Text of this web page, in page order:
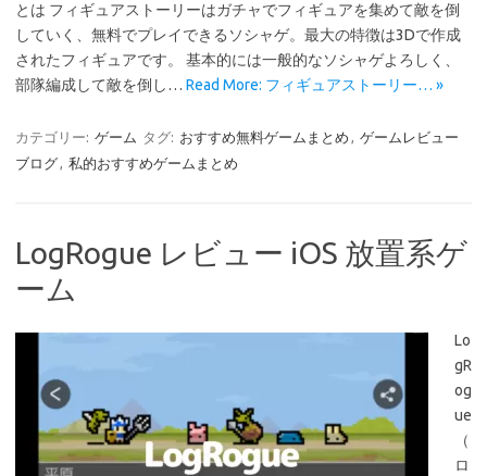
とは フィギュアストーリーはガチャでフィギュアを集めて敵を倒
していく、無料でプレイできるソシャゲ。最大の特徴は3Dで作成
されたフィギュアです。 基本的には一般的なソシャゲよろしく、
部隊編成して敵を倒し… Read More: フィギュアストーリー… »
カテゴリー: ゲーム タグ: おすすめ無料ゲームまとめ , ゲームレビュー
ブログ, 私的おすすめゲームまとめ
LogRogue レビュー iOS 放置系ゲ
ーム
Lo
gR
og
ue
（
ロ